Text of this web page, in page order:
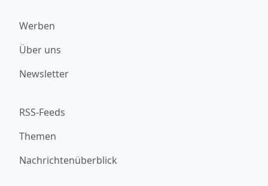
Werben
Über uns
Newsletter
RSS-Feeds
Themen
Nachrichtenüberblick